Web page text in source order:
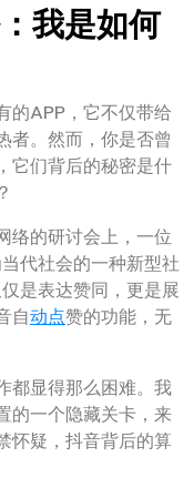
我是如何
的APP，它不仅带给
者。然而，你是否曾
它们背后的秘密是什
络的研讨会上，一位
代社会的一种新型社
是表达赞同，更是展
自动点赞的功能，无
都显得那么困难。我
的一个隐藏关卡，来
怀疑，抖音背后的算